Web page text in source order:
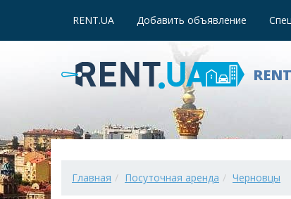
RENT.UA Добавить объявление
Главная Посуточная аренда Черновцы